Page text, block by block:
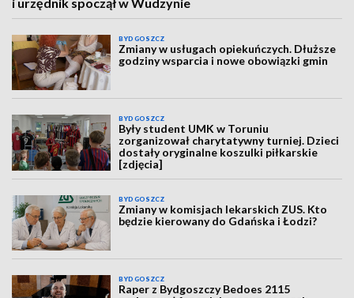
BYDGOSZCZ
Zmiany w usługach opiekuńczych. Dłuższe
godziny wsparcia i nowe obowiązki gmin
BYDGOSZCZ
Były student UMK w Toruniu
zorganizował charytatywny turniej. Dzieci
dostały oryginalne koszulki piłkarskie
[zdjęcia]
BYDGOSZCZ
Zmiany w komisjach lekarskich ZUS. Kto
będzie kierowany do Gdańska i Łodzi?
BYDGOSZCZ
Raper z Bydgoszczy Bedoes 2115